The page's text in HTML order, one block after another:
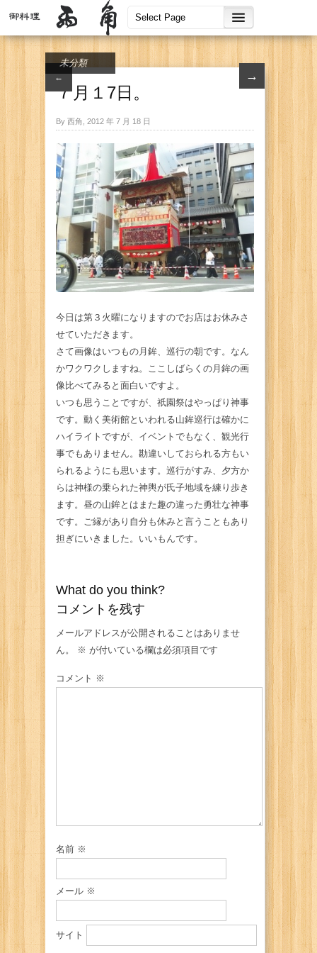
← →
未分類
７月１7日。
By 西角, 2012 年 7 月 18 日
今日は第３火曜になりますのでお店はお休みさ
せていただきます。
さて画像はいつもの月鉾、巡行の朝です。なん
かワクワクしますね。ここしばらくの月鉾の画
像比べてみると面白いですよ。
いつも思うことですが、祇園祭はやっぱり神事
です。動く美術館といわれる山鉾巡行は確かに
ハイライトですが、イベントでもなく、観光行
事でもありません。勘違いしておられる方もい
られるようにも思います。巡行がすみ、夕方か
らは神様の乗られた神輿が氏子地域を練り歩き
ます。昼の山鉾とはまた趣の違った勇壮な神事
です。ご縁があり自分も休みと言うこともあり
担ぎにいきました。いいもんです。
What do you think?
コメントを残す
メールアドレスが公開されることはありませ
ん。
※ が付いている欄は必須項目です
コメント ※
名前 ※
メール ※
サイト